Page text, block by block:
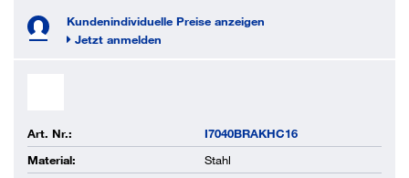
Kundenindividuelle Preise anzeigen
Jetzt anmelden
Art. Nr.:
I7040BRAKHC16
Material:
Stahl